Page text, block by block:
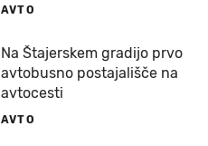
AVTO
Na Štajerskem gradijo prvo
avtobusno postajališče na
avtocesti
AVTO